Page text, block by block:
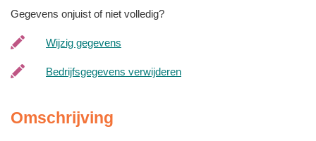
Gegevens onjuist of niet volledig?
Wijzig gegevens
Bedrijfsgegevens verwijderen
Omschrijving